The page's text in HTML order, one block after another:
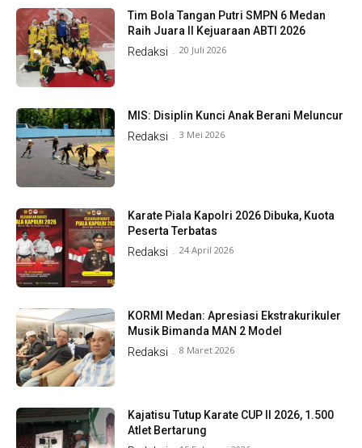
Tim Bola Tangan Putri SMPN 6 Medan
Raih Juara II Kejuaraan ABTI 2026
Redaksi - 20 Juli 2026
MIS: Disiplin Kunci Anak Berani Meluncur
Redaksi - 3 Mei 2026
Karate Piala Kapolri 2026 Dibuka, Kuota
Peserta Terbatas
Redaksi - 24 April 2026
KORMI Medan: Apresiasi Ekstrakurikuler
Musik Bimanda MAN 2 Model
Redaksi - 8 Maret 2026
Kajatisu Tutup Karate CUP II 2026, 1.500
Atlet Bertarung